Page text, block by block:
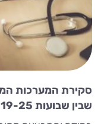
סקירת המערכות
שבין שבועות 19-25 להריון.